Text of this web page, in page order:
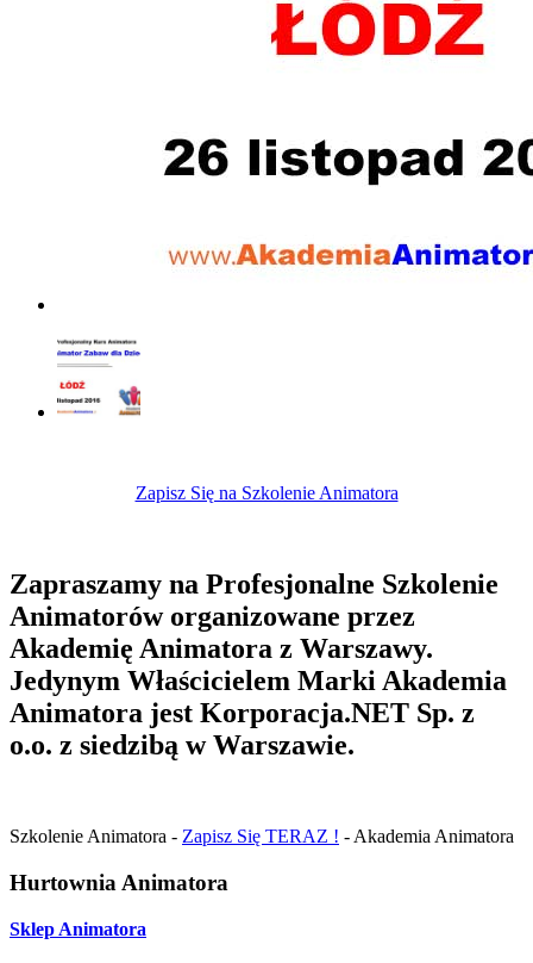
Zapisz Się na Szkolenie Animatora
Zapraszamy na Profesjonalne Szkolenie
Animatorów organizowane przez
Akademię Animatora z Warszawy.
Jedynym Właścicielem Marki Akademia
Animatora jest Korporacja.NET Sp. z
o.o. z siedzibą w Warszawie.
Szkolenie Animatora - Zapisz Się TERAZ ! - Akademia Animatora
Hurtownia Animatora
Sklep Animatora